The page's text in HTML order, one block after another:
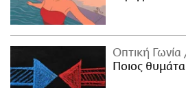
Οπτική Γωνία
Ποιος